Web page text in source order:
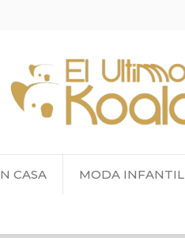
CASA MODA INFANTIL